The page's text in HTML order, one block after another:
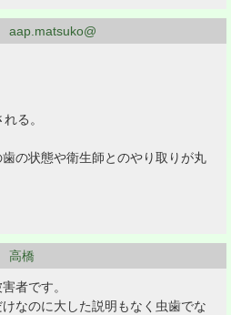
る。
の状態や衛生師とのやり取りが丸
高橋
者です。
なのに大した説明もなく虫歯でな